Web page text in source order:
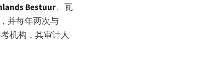
Bestuur、瓦
并每年两次与
机构，其审计人